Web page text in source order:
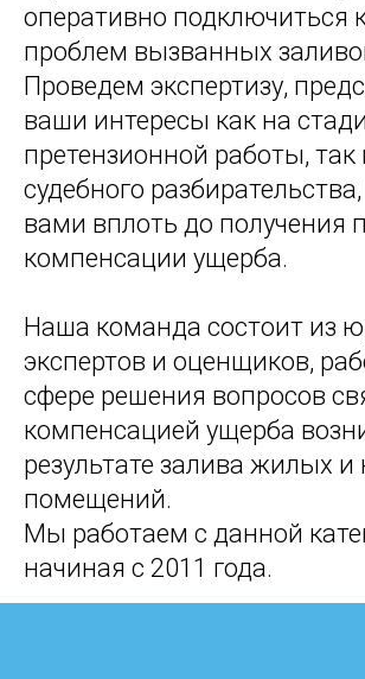
оперативно подключиться
проблем вызванных
Проведем экспертизу,
ваши интересы как на
претензионной работы, так
судебного
вами вплоть до получения
компенсации ущерба.
Наша команда состоит из
экспертов и оценщиков,
сфере решения вопросов
компенсацией ущерба
результате залива жилых
помещений.
Мы работаем с данной
начиная с 2011 года.